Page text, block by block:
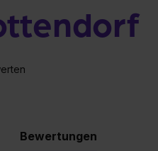
Bewertungen